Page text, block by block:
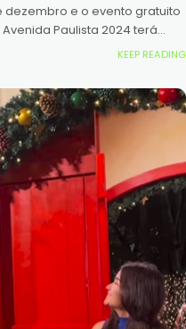
dezembro e o evento gratuito
Avenida Paulista 2024 terá
KEEP READING